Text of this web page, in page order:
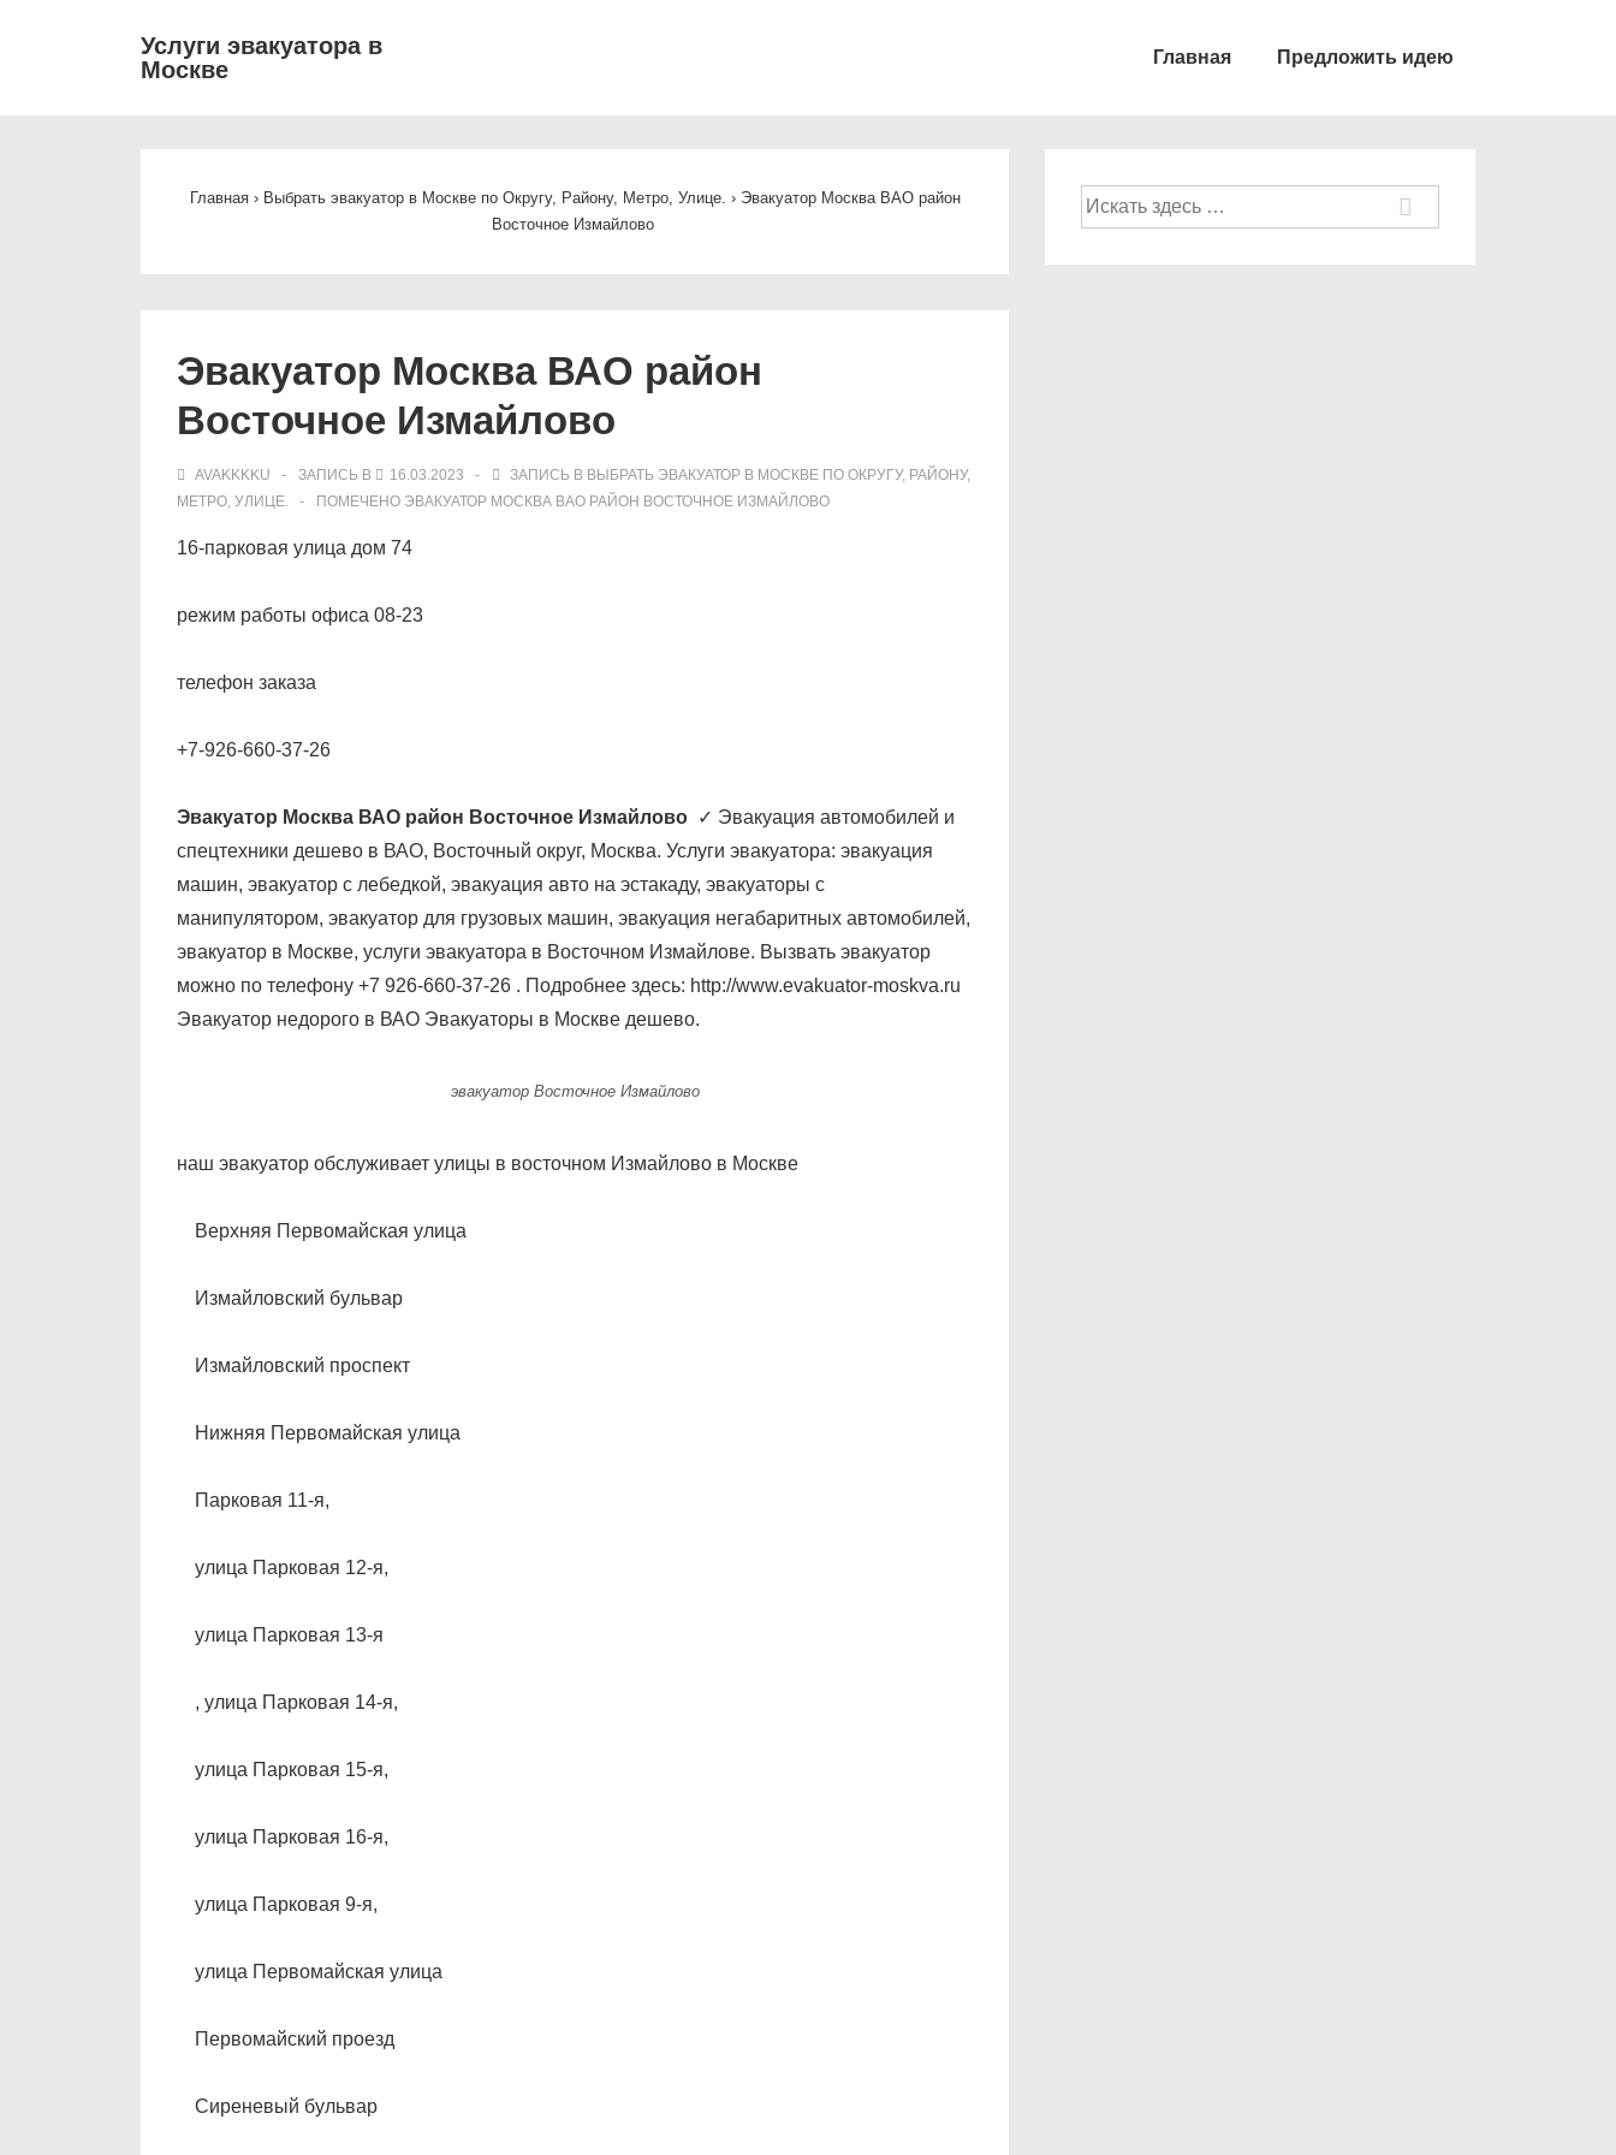
Услуги эвакуатора в
Москве
Главная Предложить идею
Главная › Выбрать эвакуатор в Москве по Округу, Району, Метро, Улице. › Эвакуатор Москва ВАО район
Восточное Измайлово
Эвакуатор Москва ВАО район
Восточное Измайлово
AVAKKKKU ЗАПИСЬ В 16.03.2023 ЗАПИСЬ В ВЫБРАТЬ ЭВАКУАТОР В МОСКВЕ ПО ОКРУГУ, РАЙОНУ,
МЕТРО, УЛИЦЕ.
ПОМЕЧЕНО ЭВАКУАТОР МОСКВА ВАО РАЙОН ВОСТОЧНОЕ ИЗМАЙЛОВО
16-парковая улица дом 74
режим работы офиса 08-23
телефон заказа
+7-926-660-37-26
Эвакуатор Москва ВАО район Восточное Измайлово ✓ Эвакуация автомобилей и
спецтехники дешево в ВАО, Восточный округ, Москва. Услуги эвакуатора: эвакуация
машин, эвакуатор с лебедкой, эвакуация авто на эстакаду, эвакуаторы с
манипулятором, эвакуатор для грузовых машин, эвакуация негабаритных автомобилей,
эвакуатор в Москве, услуги эвакуатора в Восточном Измайлове. Вызвать эвакуатор
можно по телефону +7 926-660-37-26 . Подробнее здесь: http://www.evakuator-moskva.ru
Эвакуатор недорого в ВАО Эвакуаторы в Москве дешево.
эвакуатор Восточное Измайлово
наш эвакуатор обслуживает улицы в восточном Измайлово в Москве
Верхняя Первомайская улица
Измайловский бульвар
Измайловский проспект
Нижняя Первомайская улица
Парковая 11-я,
улица Парковая 12-я,
улица Парковая 13-я
, улица Парковая 14-я,
улица Парковая 15-я,
улица Парковая 16-я,
улица Парковая 9-я,
улица Первомайская улица
Первомайский проезд
Сиреневый бульвар
Поиск
по: